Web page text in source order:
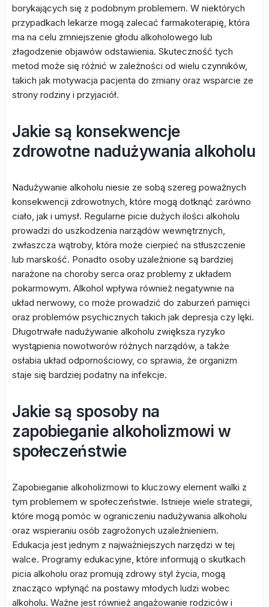
borykających się z podobnym problemem. W niektórych
przypadkach lekarze mogą zalecać farmakoterapię, która
ma na celu zmniejszenie głodu alkoholowego lub
złagodzenie objawów odstawienia. Skuteczność tych
metod może się różnić w zależności od wielu czynników,
takich jak motywacja pacjenta do zmiany oraz wsparcie ze
strony rodziny i przyjaciół.
Jakie są konsekwencje
zdrowotne nadużywania alkoholu
Nadużywanie alkoholu niesie ze sobą szereg poważnych
konsekwencji zdrowotnych, które mogą dotknąć zarówno
ciało, jak i umysł. Regularne picie dużych ilości alkoholu
prowadzi do uszkodzenia narządów wewnętrznych,
zwłaszcza wątroby, która może cierpieć na stłuszczenie
lub marskość. Ponadto osoby uzależnione są bardziej
narażone na choroby serca oraz problemy z układem
pokarmowym. Alkohol wpływa również negatywnie na
układ nerwowy, co może prowadzić do zaburzeń pamięci
oraz problemów psychicznych takich jak depresja czy lęki.
Długotrwałe nadużywanie alkoholu zwiększa ryzyko
wystąpienia nowotworów różnych narządów, a także
osłabia układ odpornościowy, co sprawia, że organizm
staje się bardziej podatny na infekcje.
Jakie są sposoby na
zapobieganie alkoholizmowi w
społeczeństwie
Zapobieganie alkoholizmowi to kluczowy element walki z
tym problemem w społeczeństwie. Istnieje wiele strategii,
które mogą pomóc w ograniczeniu nadużywania alkoholu
oraz wspieraniu osób zagrożonych uzależnieniem.
Edukacja jest jednym z najważniejszych narzędzi w tej
walce. Programy edukacyjne, które informują o skutkach
picia alkoholu oraz promują zdrowy styl życia, mogą
znacząco wpłynąć na postawy młodych ludzi wobec
alkoholu. Ważne jest również angażowanie rodziców i